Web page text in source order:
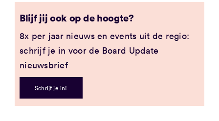
Blijf jij ook op de hoogte?
8x per jaar nieuws en events uit de regio:
schrijf je in voor de Board Update
nieuwsbrief
Schrijf je in!